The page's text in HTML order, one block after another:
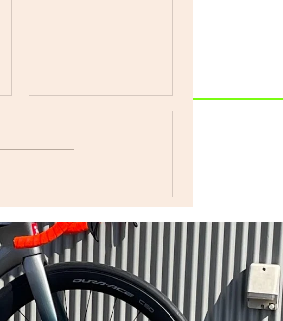
WINSPACE (M6完成車引き